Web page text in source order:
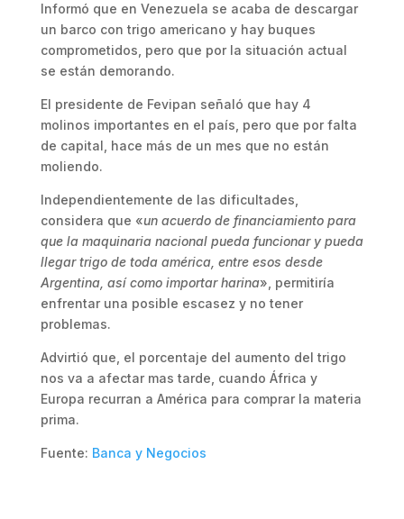
Informó que en Venezuela se acaba de descargar
un barco con trigo americano y hay buques
comprometidos, pero que por la situación actual
se están demorando.
El presidente de Fevipan señaló que hay 4
molinos importantes en el país, pero que por falta
de capital, hace más de un mes que no están
moliendo.
Independientemente de las dificultades,
considera que «un acuerdo de financiamiento para
que la maquinaria nacional pueda funcionar y pueda
llegar trigo de toda américa, entre esos desde
Argentina, así como importar harina», permitiría
enfrentar una posible escasez y no tener
problemas.
Advirtió que, el porcentaje del aumento del trigo
nos va a afectar mas tarde, cuando África y
Europa recurran a América para comprar la materia
prima.
Fuente: Banca y Negocios